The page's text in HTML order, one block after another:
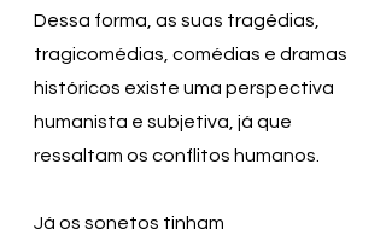
Dessa forma, as suas tragédias,
tragicomédias, comédias e dramas
históricos existe uma perspectiva
humanista e subjetiva, já que
ressaltam os conflitos humanos.
Já os sonetos tinham